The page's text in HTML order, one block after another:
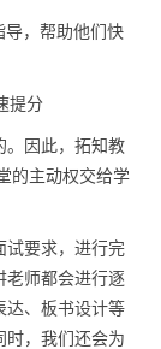
，帮助他们快
提分
。因此，拓知教
的主动权交给学
试要求，进行完
老师都会进行逐
达、板书设计等
时，我们还会为